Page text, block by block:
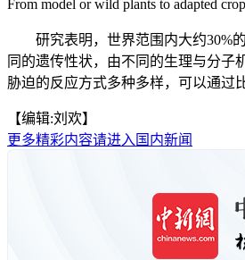
From model or wild plants to adapted
研究表明，世界范围内大约30%的
同的遗传性状，由不同的生理与分子
胁迫的反应方式多种多样，可以通过
【编辑:刘欢】
更多精彩内容请进入国内新闻